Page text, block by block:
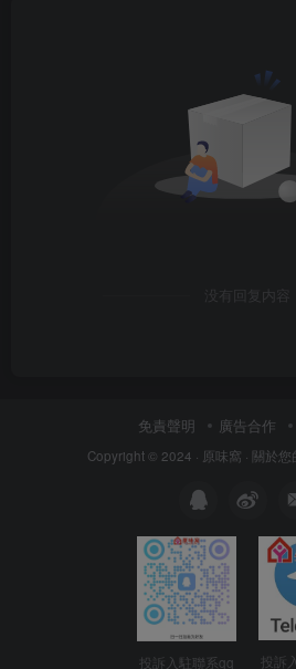
没有回复内容
免責聲明 廣告合作
Copyright © 2024 · 原味窩 · 關於
投訴入駐聯系qq 投訴